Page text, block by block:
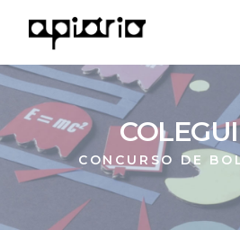
CONCURSO DE